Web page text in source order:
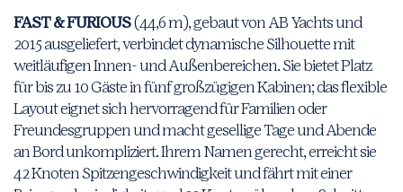
FAST & FURIOUS(44,6 m), gebaut von AB Yachts und
2015 ausgeliefert, verbindet dynamische Silhouette mit
weitläufigen Innen- und Außenbereichen. Sie bietet Platz
für bis zu 10 Gäste in fünf großzügigen Kabinen; das flexible
Layout eignet sich hervorragend für Familien oder
Freundesgruppen und macht gesellige Tage und Abende
an Bord unkompliziert. Ihrem Namen gerecht, erreicht sie
42 Knoten Spitzengeschwindigkeit und fährt mit einer